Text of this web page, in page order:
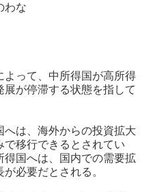
わな
よって、中所得国が高所得
が停滞する状態を指して
は、海外からの投資拡大
移行できるとされてい
得国へは、国内での需要拡
必要だとされる。